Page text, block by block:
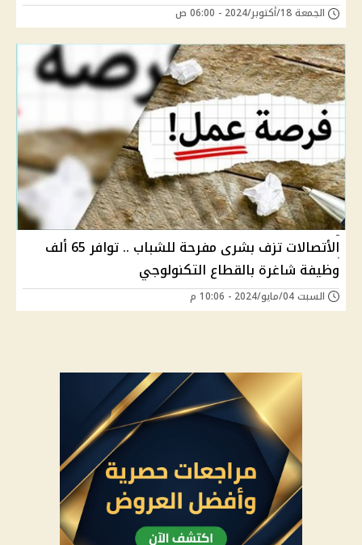
الجمعة 18/أكتوبر/2024 - 06:00 ص
الأتصالات تزف بشرى مفرحة للشباب .. توافر 65 ألف
وظيفة شاغرة بالقطاع التكنولوجي
السبت 04/مايو/2024 - 10:06 م